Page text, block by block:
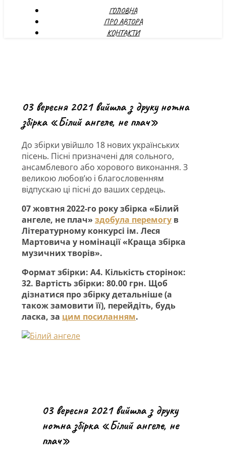
ГОЛОВНА
ПРО АВТОРА
КОНТАКТИ
03 вересня 2021 вийшла з друку нотна
збірка «Білий ангеле, не плач»
До збірки увійшло 18 нових українських
пісень. Пісні призначені для сольного,
ансамблевого або хорового виконання. З
великою любов’ю і благословенням
відпускаю ці пісні до ваших сердець.
07 жовтня 2022-го року збірка «Білий
ангеле, не плач» здобула перемогу в
Літературному конкурсі ім. Леся
Мартовича у номінації «Краща збірка
музичних творів».
Формат збірки: А4. Кількість сторінок:
32. Вартість збірки: 80.00 грн. Щоб
дізнатися про збірку детальніше (а
також замовити її), перейдіть, будь
ласка, за цим посиланням.
03 вересня 2021 вийшла з друку
нотна збірка «Білий ангеле, не
плач»